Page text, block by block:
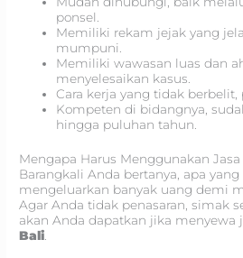
ponsel.
Memiliki rekam jejak yang
mumpuni.
Memiliki wawasan luas dan
menyelesaikan kasus.
Cara kerja yang tidak berbelit,
Kompeten di bidangnya,
hingga puluhan tahun.
Mengapa Harus Menggunakan
Barangkali Anda bertanya, apa
mengeluarkan banyak uang demi
Agar Anda tidak penasaran, simak
akan Anda dapatkan jika menyewa
Bali